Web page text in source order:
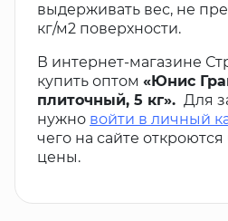
выдерживать вес, не
кг/м2 поверхности.
В интернет-магазине
купить оптом «Юнис
плиточный, 5 кг». Для
нужно войти в личный
чего на сайте
цены.